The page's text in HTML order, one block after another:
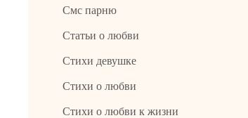
Смс парню
Статьи о любви
Стихи девушке
Стихи о любви
Стихи о любви к жизни